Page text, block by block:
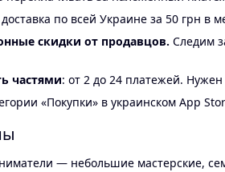
по всей Украине за 50 грн в
скидки от продавцов. Следим
частями: от 2 до 24 платежей.
«Покупки» в украинском App
— небольшие мастерские,